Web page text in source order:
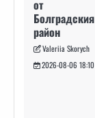
от
Болградския
район
Valeriia Skorych
2026-08-06 18:10